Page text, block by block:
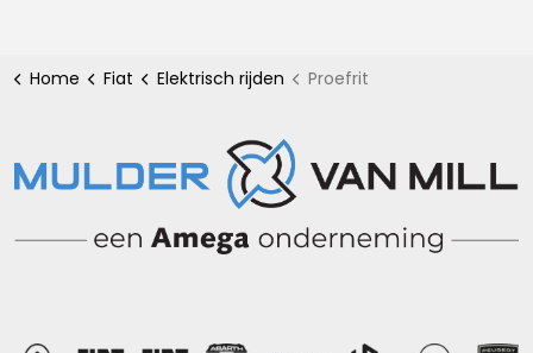
Home Fiat Elektrisch rijden Proefrit